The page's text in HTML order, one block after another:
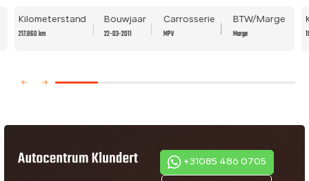
Kilometerstand
217.860 km
Bouwjaar
22-03-2011
Carrosserie
MPV
BTW/Marge
Marge
+31085 486 0705